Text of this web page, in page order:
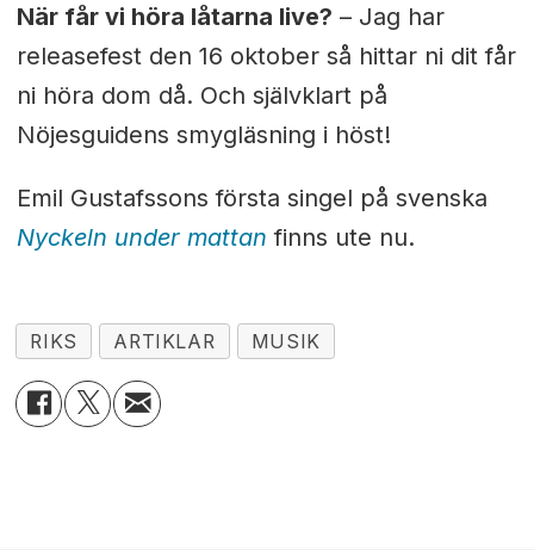
När får vi höra låtarna live? – Jag har
releasefest den 16 oktober så hittar ni dit får
ni höra dom då. Och självklart på
Nöjesguidens smygläsning i höst!
Emil Gustafssons första singel på svenska
Nyckeln under mattan finns ute nu.
RIKS ARTIKLAR MUSIK